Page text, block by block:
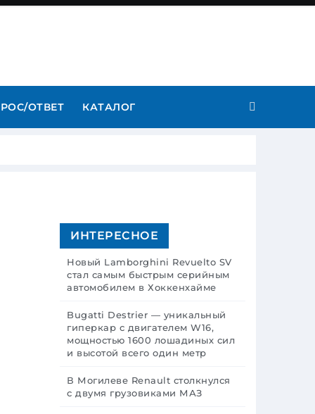
ОТВЕТ КАТАЛОГ
ИНТЕРЕСНОЕ
Новый Lamborghini Revuelto SV
стал самым быстрым серийным
автомобилем в Хоккенхайме
Bugatti Destrier — уникальный
гиперкар с двигателем W16,
мощностью 1600 лошадиных сил
и высотой всего один метр
В Могилеве Renault столкнулся
с двумя грузовиками МАЗ